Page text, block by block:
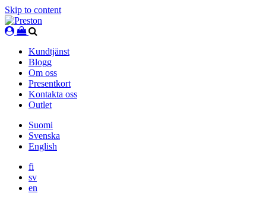
Skip to content
Kundtjänst
Blogg
Om oss
Presentkort
Kontakta oss
Outlet
Suomi
Svenska
English
fi
sv
en